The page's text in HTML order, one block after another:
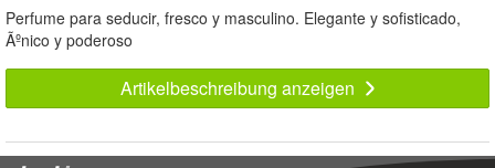
Perfume para seducir, fresco y masculino. Elegante y sofisticado,
Ãºnico y poderoso
Artikelbeschreibung anzeigen